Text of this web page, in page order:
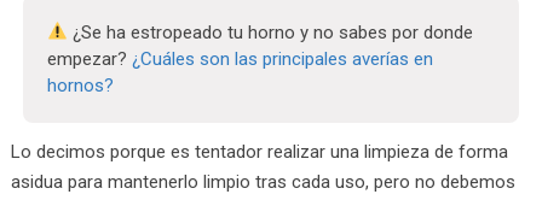
¿Se ha estropeado tu horno y no sabes por donde
empezar? ¿Cuáles son las principales averías en
hornos?
Lo decimos porque es tentador realizar una limpieza de forma
asidua para mantenerlo limpio tras cada uso, pero no debemos